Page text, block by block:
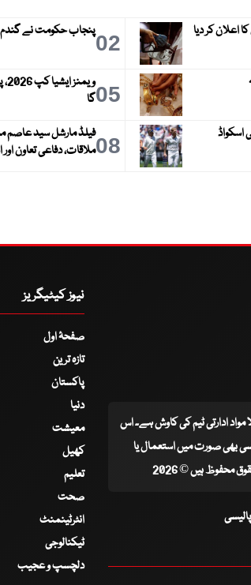
اعلان کر دیا 02پنجاب حکومت نے گندم
05گا
سیریز ، انگلینڈ کا 16 رکنی اسکواڈ
08فیلڈ مارشل سید عاصم
ملاقات، دفاعی تعاون
مواد ادارتی ٹیم کی کاوش ہے۔ اس
بھی صورت میں استعمال یا
محفوظ ہیں © 2026
نیوز کیٹیگریز
صفحۂ اول
تازہ ترین
پاکستان
دنیا
معیشت
کھیل
تعلیم
صحت
انٹرٹینمنٹ
ٹیکنالوجی
دلچسپ و عجیب